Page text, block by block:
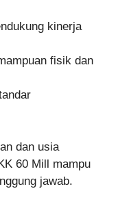
kinerja
fisik dan
dan usia
60 Mill mampu
jawab.